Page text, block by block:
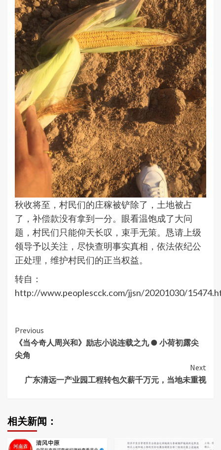
秋收将至，村民们的庄稼被铲除了，土地被占
了，补偿款没有拿到一分。眼看温饱成了大问
题，村民们只能仰天长叹，束手无策。恳请上级
领导予以关注，尽快查明事实真相，依法依纪公
正处理，维护村民们的正当权益。
转自：
http://www.peoplescck.com/jjsn/20201030/
Continue
Reading
Previous
《当今奇人周兴和》励志小说连载之九 ● 小荷初露尖
尖角
Next
广东清远一产业园工程转包欠薪千万元，当地未重视
相关新闻：